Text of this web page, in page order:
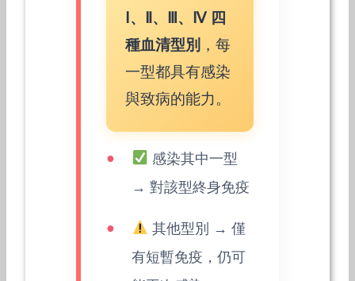
Ⅰ、Ⅱ、Ⅲ、Ⅳ 四
種血清型別 ，每
一型都具有感染
與致病的能力。
感染其中一型
→ 對該型終身免疫
其他型別 → 僅
有短暫免疫，仍可